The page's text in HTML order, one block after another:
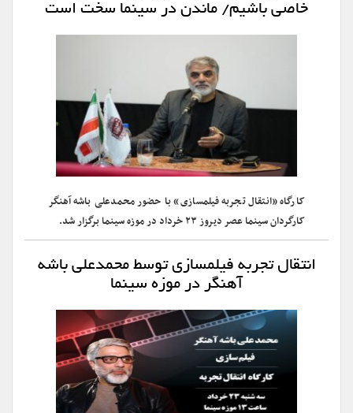
خاصی باشیم/ ماندن در سینما سخت است
کارگاه «انتقال تجربه فیلمسازی» با حضور محمدعلی باشه آهنگر
کارگردان سینما عصر دیروز ۲۳ خرداد در موزه سینما برگزار شد.
انتقال تجربه فیلمسازی توسط محمدعلی باشه
آهنگر در موزه سینما